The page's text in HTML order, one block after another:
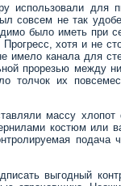
использовали для
совсем не так
было иметь при
хотя и не
имело канала для
прорезью между
толчок их
массу хлопот
костюм или
подача
выгодный